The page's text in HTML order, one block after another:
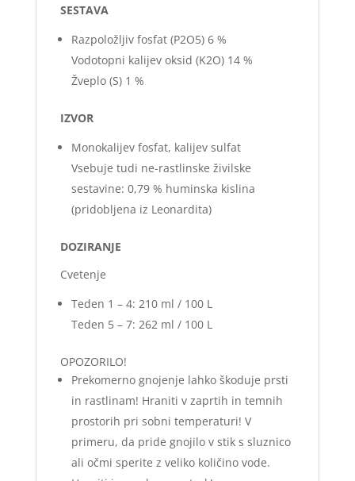
SESTAVA
Razpoložljiv fosfat (P2O5) 6 %
Vodotopni kalijev oksid (K2O) 14 %
Žveplo (S) 1 %
IZVOR
Monokalijev fosfat, kalijev sulfat
Vsebuje tudi ne-rastlinske živilske
sestavine: 0,79 % huminska kislina
(pridobljena iz Leonardita)
DOZIRANJE
Cvetenje
Teden 1 – 4: 210 ml / 100 L
Teden 5 – 7: 262 ml / 100 L
OPOZORILO!
Prekomerno gnojenje lahko škoduje prsti
in rastlinam! Hraniti v zaprtih in temnih
prostorih pri sobni temperaturi! V
primeru, da pride gnojilo v stik s sluznico
ali očmi sperite z veliko količino vode.